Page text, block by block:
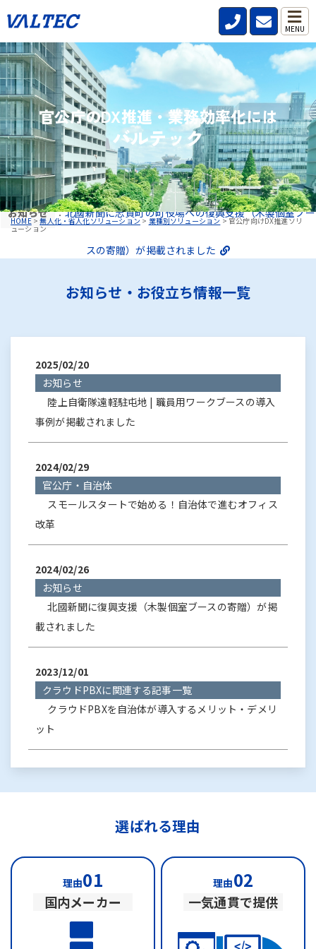
MENU
HOME>無人化・省人化ソリューション> 業種別ソリューション >官公庁向けDX推進ソリ
ューション
官公庁のDX推進・業務効率化には
バルテック
お知らせ ：北國新聞に志賀町の町役場への復興支援（木製個室ブー
スの寄贈）が掲載されました
お知らせ・お役立ち情報一覧
2025/02/20
お知らせ
陸上自衛隊遠軽駐屯地 | 職員用ワークブースの導入
事例が掲載されました
2024/02/29
官公庁・自治体
スモールスタートで始める！自治体で進むオフィス
改革
2024/02/26
お知らせ
北國新聞に復興支援（木製個室ブースの寄贈）が掲
載されました
2023/12/01
クラウドPBXに関連する記事一覧
クラウドPBXを自治体が導入するメリット・デメリ
ット
選ばれる理由
理由01
国内メーカー
理由02
一気通貫で提供